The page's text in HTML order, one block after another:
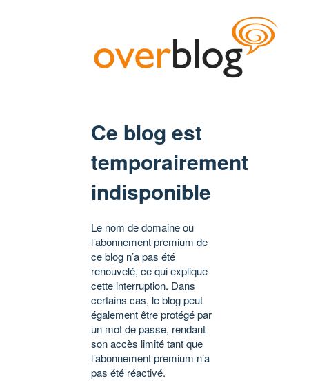
Ce blog est
temporairement
indisponible
Le nom de domaine ou
l’abonnement premium de
ce blog n’a pas été
renouvelé, ce qui explique
cette interruption. Dans
certains cas, le blog peut
également être protégé par
un mot de passe, rendant
son accès limité tant que
l’abonnement premium n’a
pas été réactivé.